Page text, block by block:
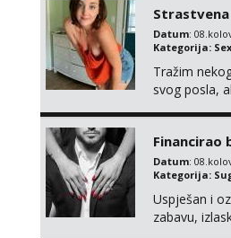
Datum:
Kategorija: Sex
Tražim
svog posla,
Financirao
Datum:
Kategorija:
Uspješan i
zabavu,